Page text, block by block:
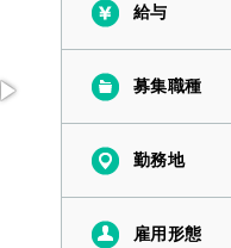
給与
募集職種
勤務地
雇用形態